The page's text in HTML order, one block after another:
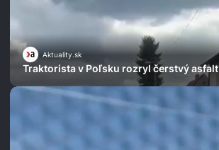
Aktuality.sk
Traktorista v Poľsku rozryl čerstvý asfalt